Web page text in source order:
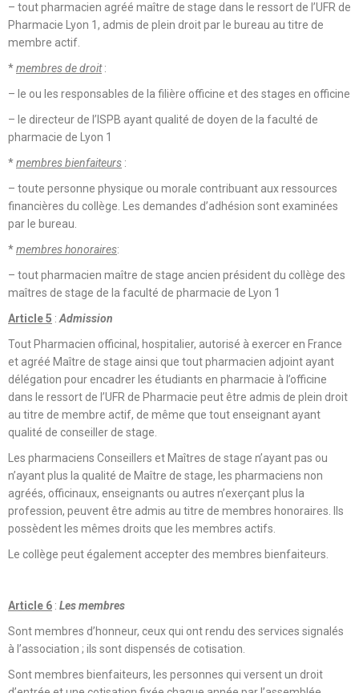
– tout pharmacien agréé maître de stage dans le ressort de l’UFR de
Pharmacie Lyon 1, admis de plein droit par le bureau au titre de
membre actif.
*membres de droit:
– le ou les responsables de la filière officine et des stages en officine
– le directeur de l’ISPB ayant qualité de doyen de la faculté de
pharmacie de Lyon 1
*membres bienfaiteurs :
– toute personne physique ou morale contribuant aux ressources
financières du collège. Les demandes d’adhésion sont examinées
par le bureau.
*membres honoraires:
– tout pharmacien maître de stage ancien président du collège des
maîtres de stage de la faculté de pharmacie de Lyon 1
Article 5 : Admission
Tout Pharmacien officinal, hospitalier, autorisé à exercer en France
et agréé Maître de stage ainsi que tout pharmacien adjoint ayant
délégation pour encadrer les étudiants en pharmacie à l’officine
dans le ressort de l’UFR de Pharmacie peut être admis de plein droit
au titre de membre actif, de même que tout enseignant ayant
qualité de conseiller de stage.
Les pharmaciens Conseillers et Maîtres de stage n’ayant pas ou
n’ayant plus la qualité de Maître de stage, les pharmaciens non
agréés, officinaux, enseignants ou autres n’exerçant plus la
profession, peuvent être admis au titre de membres honoraires. Ils
possèdent les mêmes droits que les membres actifs.
Le collège peut également accepter des membres bienfaiteurs.
Article 6 : Les membres
Sont membres d’honneur, ceux qui ont rendu des services signalés
à l’association ; ils sont dispensés de cotisation.
Sont membres bienfaiteurs, les personnes qui versent un droit